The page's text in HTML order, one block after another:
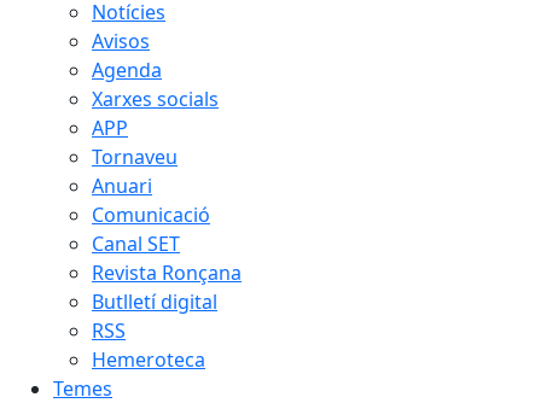
Notícies
Avisos
Agenda
Xarxes socials
APP
Tornaveu
Anuari
Comunicació
Canal SET
Revista Ronçana
Butlletí digital
RSS
Hemeroteca
Temes